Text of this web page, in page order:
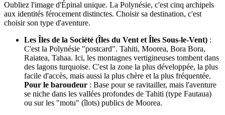
Oubliez l'image d'Épinal unique. La Polynésie, c'est cinq archipels
aux identités férocement distinctes. Choisir sa destination, c'est
choisir son type d'aventure.
Les Îles de la Société (Îles du Vent et Îles Sous-le-Vent) :
C'est la Polynésie "postcard". Tahiti, Moorea, Bora Bora,
Raiatea, Tahaa. Ici, les montagnes vertigineuses tombent dans
des lagons turquoise. C'est la zone la plus développée, la plus
facile d'accès, mais aussi la plus chère et la plus fréquentée.
Pour le baroudeur : Base pour se ravitailler, mais l'aventure
se niche dans les vallées profondes de Tahiti (type Fautaua)
ou sur les "motu" (îlots) publics de Moorea.